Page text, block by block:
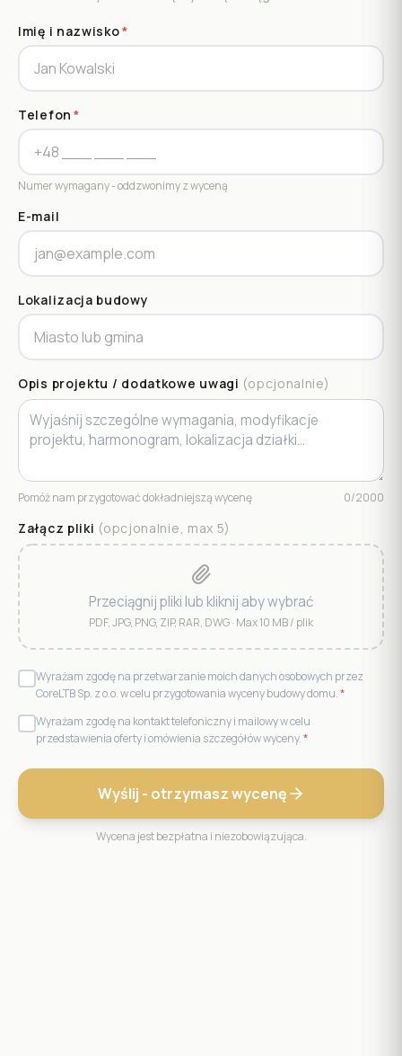
Imię i nazwisko*
Telefon *
Numer wymagany - oddzwonimy z wyceną
E-mail
Lokalizacja budowy
Opis projektu / dodatkowe uwagi (opcjonalnie)
Pomóż nam przygotować dokładniejszą wycenę 0/2000
Załącz pliki (opcjonalnie, max 5)
Przeciągnij pliki lub kliknij aby wybrać
PDF, JPG, PNG, ZIP, RAR, DWG · Max 10 MB / plik
Wyrażam zgodę na przetwarzanie moich danych osobowych przez
CoreLTB Sp. z o.o. w celu przygotowania wyceny budowy domu.*
Wyrażam zgodę na kontakt telefoniczny i mailowy w celu
przedstawienia oferty i omówienia szczegółów wyceny.*
Wyślij - otrzymasz wycenę
Wycena jest bezpłatna i niezobowiązująca.